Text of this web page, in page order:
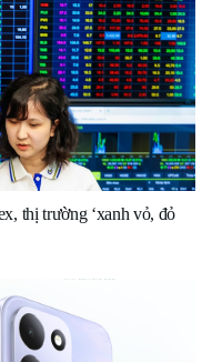
thị trường ‘xanh vỏ, đỏ